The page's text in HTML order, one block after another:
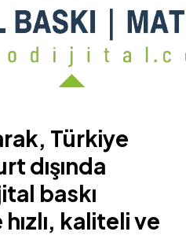
Türkiye
dışında
baskı
kaliteli ve